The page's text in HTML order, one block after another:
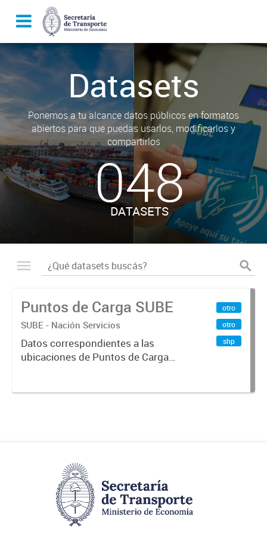
Datasets
Ponemos a tu alcance datos públicos en formatos
abiertos para que puedas usarlos, modificarlos y
compartirlos
048
DATASETS
Puntos de Carga SUBE
SUBE - Nación Servicios
Datos correspondientes a las
ubicaciones de Puntos de Carga
otro
otro
shp